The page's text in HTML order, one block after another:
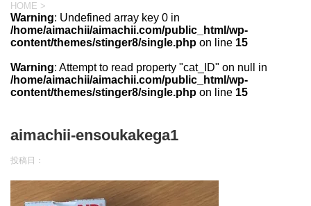
HOME >
Warning: Undefined array key 0 in
/home/aimachii/aimachii.com/public_html/wp-
content/themes/stinger8/single.php on line 15
Warning: Attempt to read property "cat_ID" on null in
/home/aimachii/aimachii.com/public_html/wp-
content/themes/stinger8/single.php on line 15
aimachii-ensoukakega1
投稿日：